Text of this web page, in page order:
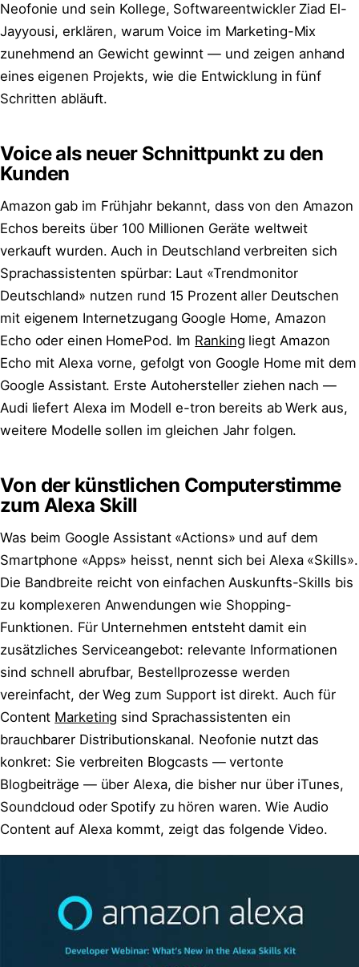
Neofonie und sein Kollege, Softwareentwickler Ziad El-
Jayyousi, erklären, warum Voice im Marketing-Mix
zunehmend an Gewicht gewinnt — und zeigen anhand
eines eigenen Projekts, wie die Entwicklung in fünf
Schritten abläuft.
Voice als neuer Schnittpunkt zu den
Kunden
Amazon gab im Frühjahr bekannt, dass von den Amazon
Echos bereits über 100 Millionen Geräte weltweit
verkauft wurden. Auch in Deutschland verbreiten sich
Sprachassistenten spürbar: Laut «Trendmonitor
Deutschland» nutzen rund 15 Prozent aller Deutschen
mit eigenem Internetzugang Google Home, Amazon
Echo oder einen HomePod. Im Ranking liegt Amazon
Echo mit Alexa vorne, gefolgt von Google Home mit dem
Google Assistant. Erste Autohersteller ziehen nach —
Audi liefert Alexa im Modell e-tron bereits ab Werk aus,
weitere Modelle sollen im gleichen Jahr folgen.
Von der künstlichen Computerstimme
zum Alexa Skill
Was beim Google Assistant «Actions» und auf dem
Smartphone «Apps» heisst, nennt sich bei Alexa «Skills».
Die Bandbreite reicht von einfachen Auskunfts-Skills bis
zu komplexeren Anwendungen wie Shopping-
Funktionen. Für Unternehmen entsteht damit ein
zusätzliches Serviceangebot: relevante Informationen
sind schnell abrufbar, Bestellprozesse werden
vereinfacht, der Weg zum Support ist direkt. Auch für
Content Marketing sind Sprachassistenten ein
brauchbarer Distributionskanal. Neofonie nutzt das
konkret: Sie verbreiten Blogcasts — vertonte
Blogbeiträge — über Alexa, die bisher nur über iTunes,
Soundcloud oder Spotify zu hören waren. Wie Audio
Content auf Alexa kommt, zeigt das folgende Video.